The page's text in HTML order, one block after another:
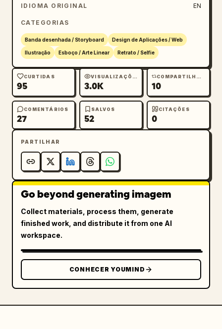
IDIOMA ORIGINAL EN
CATEGORIAS
Banda desenhada / Storyboard Design de Aplicações / Web
Ilustração Esboço / Arte Linear Retrato / Selfie
CURTIDAS
95
VISUALIZAÇÕES
3.0K
COMPARTILHAMENTOS
10
COMENTÁRIOS
27
SALVOS
52
CITAÇÕES
0
PARTILHAR
Go beyond generating imagem
Collect materials, process them, generate
finished work, and distribute it from one AI
workspace.
CONHECER YOUMIND